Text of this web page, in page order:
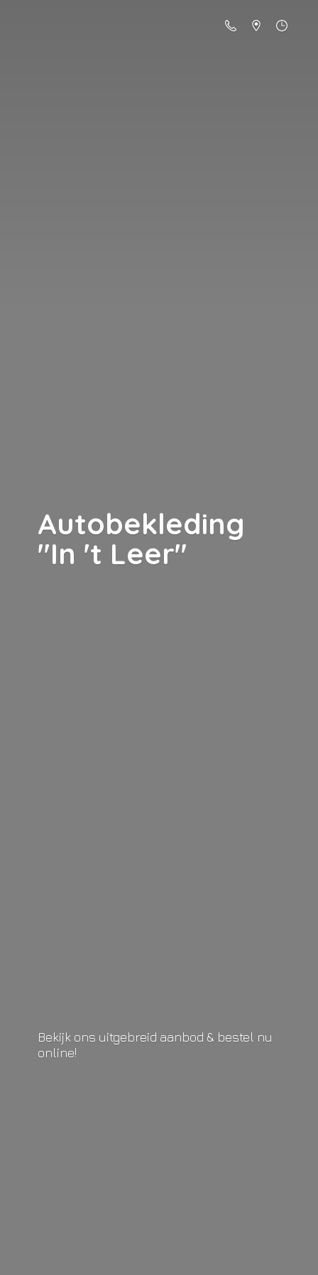
Autobekleding
"In 't Leer"
Bekijk ons uitgebreid aanbod & bestel nu
online!